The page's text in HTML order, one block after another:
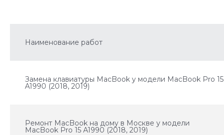
Наименование работ
Замена клавиатуры MacBook у модели MacBook Pro 15
A1990 (2018, 2019)
Ремонт MacBook на дому в Москве у модели
MacBook Pro 15 A1990 (2018, 2019)